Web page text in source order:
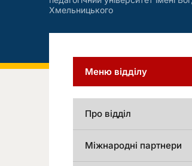
Хмельницького
Меню відділу
Про відділ
Міжнародні партнери